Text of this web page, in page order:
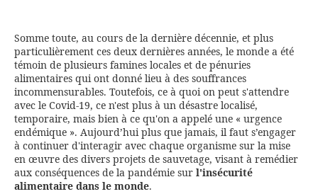
Somme toute, au cours de la dernière décennie, et plus
particulièrement ces deux dernières années, le monde a été
témoin de plusieurs famines locales et de pénuries
alimentaires qui ont donné lieu à des souffrances
incommensurables. Toutefois, ce à quoi on peut s'attendre
avec le Covid-19, ce n'est plus à un désastre localisé,
temporaire, mais bien à ce qu'on a appelé une « urgence
endémique ». Aujourd’hui plus que jamais, il faut s’engager
à continuer d'interagir avec chaque organisme sur la mise
en œuvre des divers projets de sauvetage, visant à remédier
aux conséquences de la pandémie sur l'insécurité
alimentaire dans le monde.